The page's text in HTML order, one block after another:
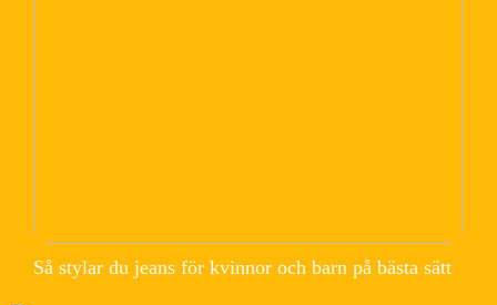
Så stylar du jeans för kvinnor och barn på bästa sätt